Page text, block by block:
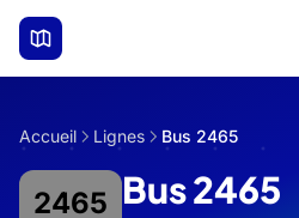
Aller au contenu principal
Accueil Lignes Bus 2465
2465 Bus 2465